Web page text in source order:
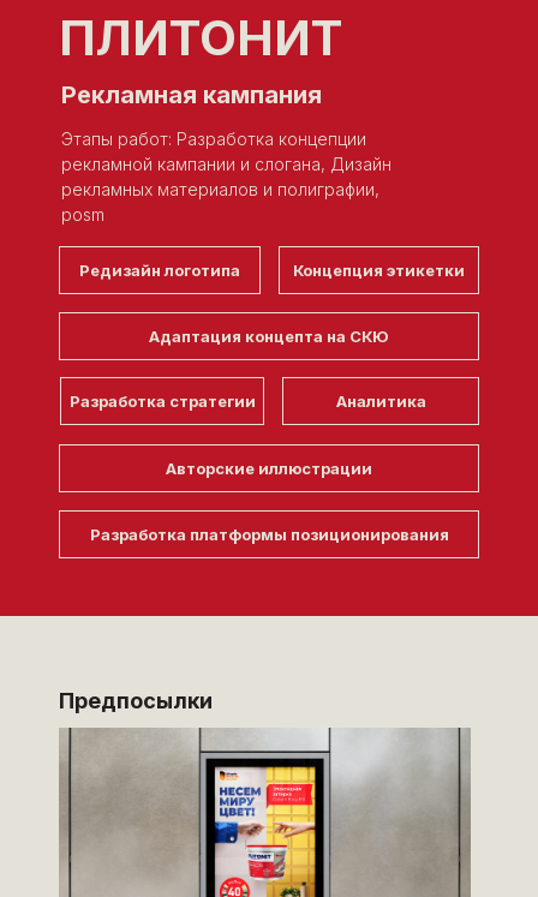
ПЛИТОНИТ
Концепция этикетки
Редизайн логотипа
Адаптация концепта на СКЮ
Авторские иллюстрации
Разработка платформы позиционирования
Разработка стратегии Аналитика
Этапы работ: Разработка концепции
рекламной кампании и слогана, Дизайн
рекламных материалов и полиграфии,
posm
Рекламная кампания
Предпосылки